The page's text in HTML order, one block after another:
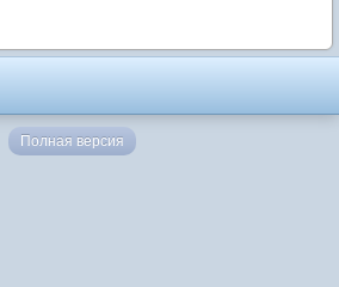
Полная версия